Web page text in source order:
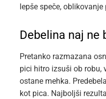
lepše speče,
Debelina naj ne
Pretanko razmazana
pici hitro izsuši ob robu,
ostane mehka.
kot pica. Najboljši